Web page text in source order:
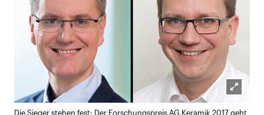
Die Sieger stehen fest: Der Forschungspreis AG Keramik 2017 geht